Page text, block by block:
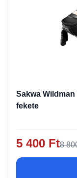
Sakwa
fekete
5 400 Ft8